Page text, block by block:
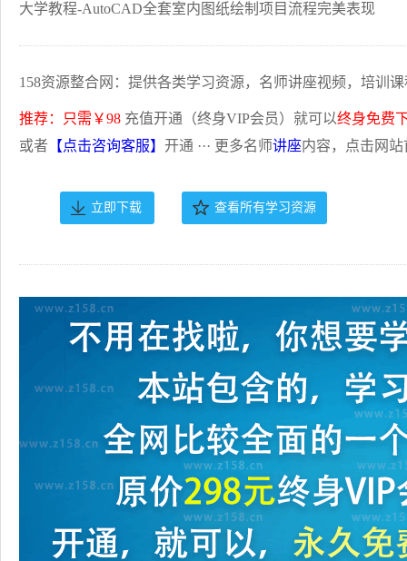
大学教程-AutoCAD全套室内图纸绘制项目流程完美表现
158资源整合网：提供各类学习资源，名师讲座视频，培训
推荐：只需￥98 充值开通（终身VIP会员）就可以终身免费
或者 【点击咨询客服】 开通 ··· 更多名师讲座内容，点击网
立即下载 查看所有学习资源